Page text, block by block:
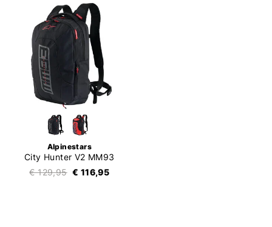
Alpinestars
City Hunter V2 MM93
€ 129,95 € 116,95